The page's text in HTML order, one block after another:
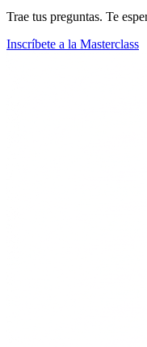
Trae tus preguntas. Te
Inscríbete a la Masterclass